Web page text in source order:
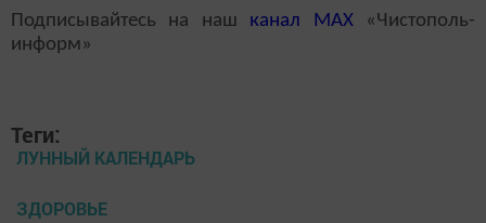
Подписывайтесь на наш канал MAX«Чистополь-
информ»
Теги:
ЛУННЫЙ КАЛЕНДАРЬ
ЗДОРОВЬЕ